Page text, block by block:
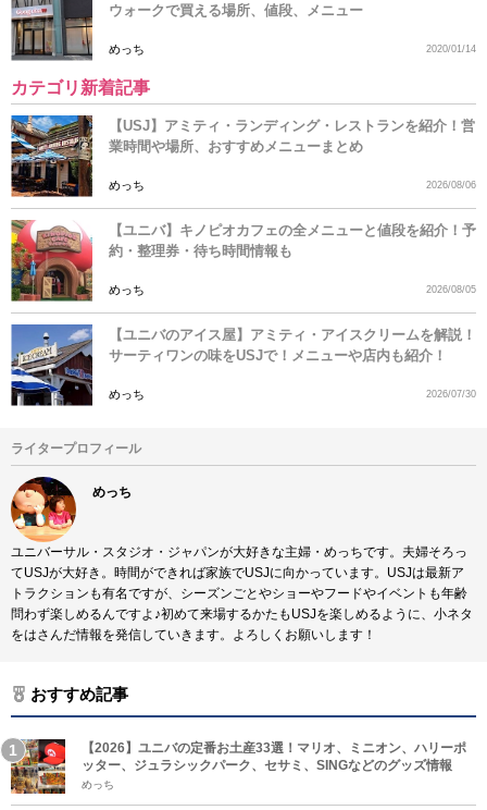
ウォークで買える場所、値段、メニュー
めっち 2020/01/14
カテゴリ新着記事
【USJ】アミティ・ランディング・レストランを紹介！営
業時間や場所、おすすめメニューまとめ
めっち 2026/08/06
【ユニバ】キノピオカフェの全メニューと値段を紹介！予
約・整理券・待ち時間情報も
めっち 2026/08/05
【ユニバのアイス屋】アミティ・アイスクリームを解説！
サーティワンの味をUSJで！メニューや店内も紹介！
めっち 2026/07/30
ライタープロフィール
めっち
ユニバーサル・スタジオ・ジャパンが大好きな主婦・めっちです。夫婦そろっ
てUSJが大好き。時間ができれば家族でUSJに向かっています。USJは最新ア
トラクションも有名ですが、シーズンごとやショーやフードやイベントも年齢
問わず楽しめるんですよ♪初めて来場するかたもUSJを楽しめるように、小ネタ
をはさんだ情報を発信していきます。よろしくお願いします！
おすすめ記事
【2026】ユニバの定番お土産33選！マリオ、ミニオン、ハリーポ
ッター、ジュラシックパーク、セサミ、SINGなどのグッズ情報
めっち